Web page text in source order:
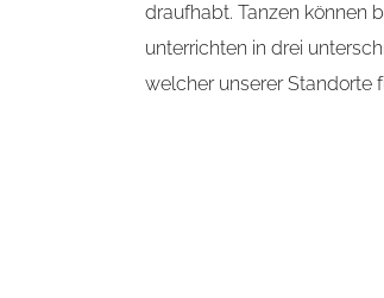
draufhabt. Tanzen können
unterrichten in drei
welcher unserer Standorte